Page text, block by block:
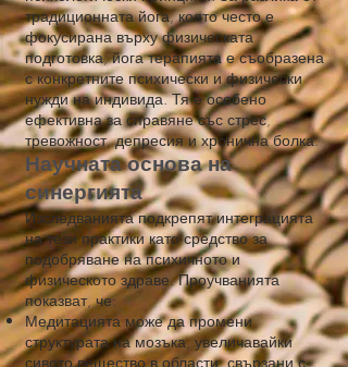
традиционната йога, която често е
фокусирана върху физическата
подготовка, йога терапията е съобразена
с конкретните психически и физически
нужди на индивида. Тя е особено
ефективна за справяне със стрес,
тревожност, депресия и хронична болка.
Научната основа на
синергията
Изследванията подкрепят интеграцията
на тези практики като средство за
подобряване на психичното и
физическото здраве. Проучванията
показват, че:
Медитацията може да промени
структурата на мозъка, увеличавайки
сивото вещество в области, свързани с